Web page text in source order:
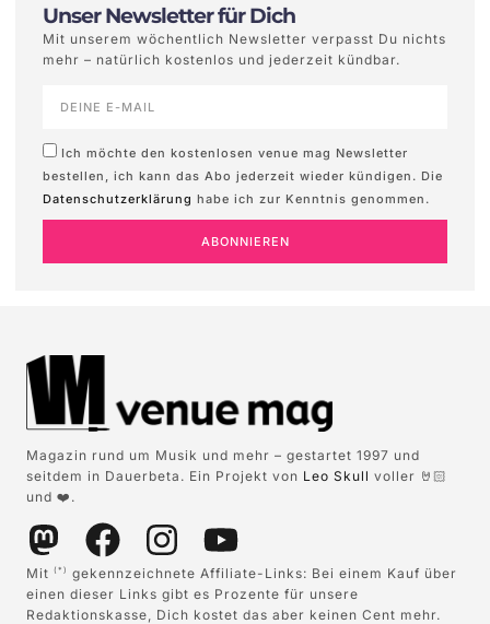
Unser Newsletter für Dich
Mit unserem wöchentlich Newsletter verpasst Du nichts
mehr – natürlich kostenlos und jederzeit kündbar.
Ich möchte den kostenlosen venue mag Newsletter
bestellen, ich kann das Abo jederzeit wieder kündigen. Die
Datenschutzerklärung habe ich zur Kenntnis genommen.
ABONNIEREN
Magazin rund um Musik und mehr – gestartet 1997 und
seitdem in Dauerbeta. Ein Projekt von Leo Skull voller 🤘🏻
und ❤️.
Mit (*)
gekennzeichnete Affiliate-Links: Bei einem Kauf über
einen dieser Links gibt es Prozente für unsere
Redaktionskasse, Dich kostet das aber keinen Cent mehr.